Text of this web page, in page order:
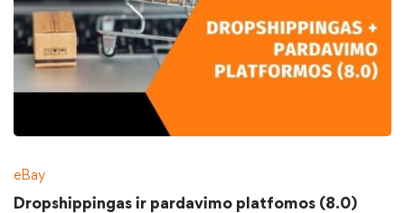
eBay
Dropshippingas ir pardavimo platfomos (8.0)